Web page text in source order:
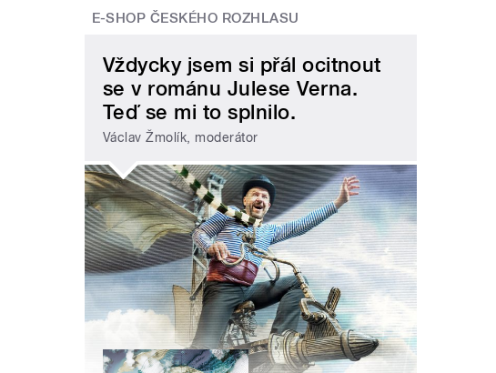
E-SHOP ČESKÉHO ROZHLASU
Vždycky jsem si přál ocitnout
se v románu Julese Verna.
Teď se mi to splnilo.
Václav Žmolík, moderátor